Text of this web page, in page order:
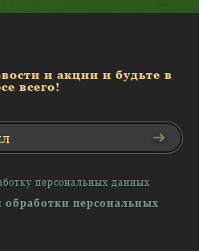
и акции и будьте в
всего!
персональных данных
обработки персональных